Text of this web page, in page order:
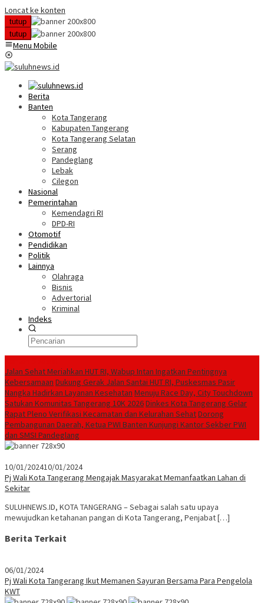
Loncat ke konten
tutup
tutup
Menu Mobile
Berita
Banten
Kota Tangerang
Kabupaten Tangerang
Kota Tangerang Selatan
Serang
Pandeglang
Lebak
Cilegon
Nasional
Pemerintahan
Kemendagri RI
DPD-RI
Otomotif
Pendidikan
Politik
Lainnya
Olahraga
Bisnis
Advertorial
Kriminal
Indeks
Jalan Sehat Meriahkan HUT RI, Wabup Intan Ingatkan Pentingnya
Kebersamaan Dukung Gerak Jalan Santai HUT RI, Puskesmas Pasir
Nangka Hadirkan Layanan Kesehatan Menuju Race Day, City Touchdown
Satukan Komunitas Tangerang 10K 2026Dinkes Kota Tangerang Gelar
Rapat Pleno Verifikasi Kecamatan dan Kelurahan SehatDorong
Pembangunan Daerah, Ketua PWI Banten Kunjungi Kantor Sekber PWI
dan SMSI Pandeglang
10/01/202410/01/2024
Pj Wali Kota Tangerang Mengajak Masyarakat Memanfaatkan Lahan di
Sekitar
SULUHNEWS.ID, KOTA TANGERANG – Sebagai salah satu upaya
mewujudkan ketahanan pangan di Kota Tangerang, Penjabat […]
Berita Terkait
06/01/2024
Pj Wali Kota Tangerang Ikut Memanen Sayuran Bersama Para Pengelola
KWT